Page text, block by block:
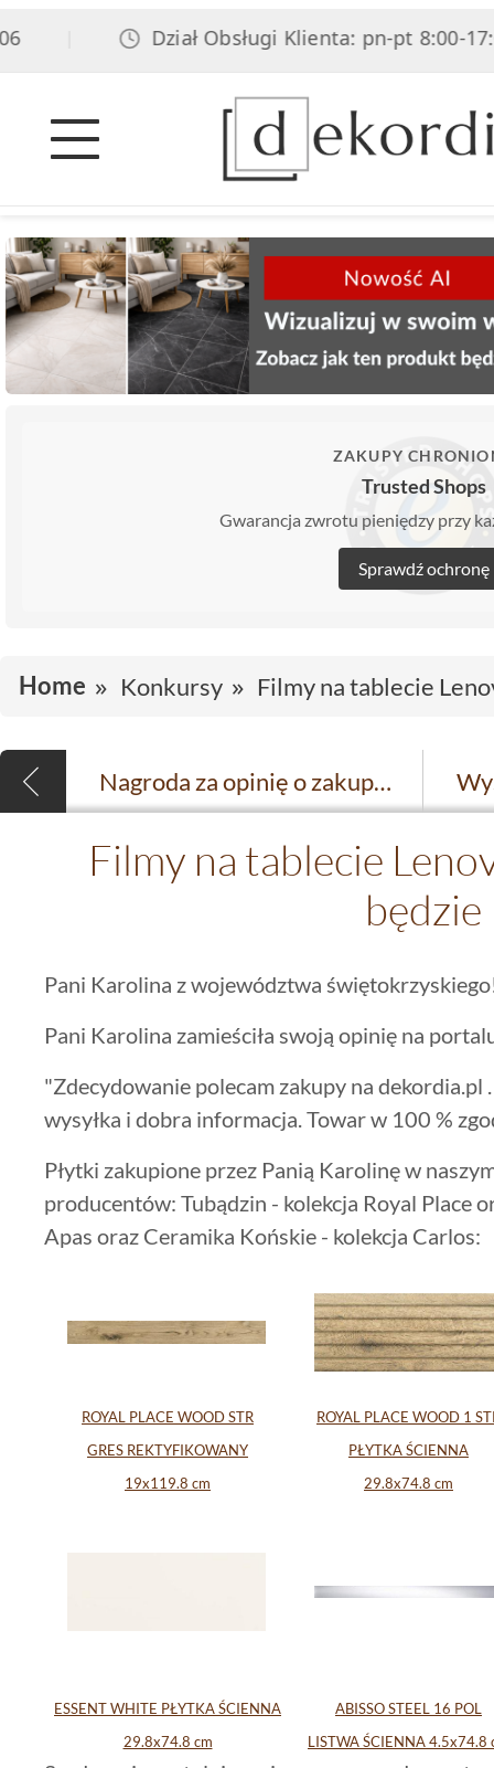
Dział Obsługi Klienta: pn-pt 8:00-
ZAKUPY
Trusted Shops
Gwarancja zwrotu pieniędzy przy
Sprawdź ochronę
Home Konkursy Filmy na tablecie
Nagroda za opinię o zakupach na Dekordia
Filmy na tablecie
będzie
Pani Karolina z województwa
Pani Karolina zamieściła swoją opinię na
"Zdecydowanie polecam zakupy na dekordia.pl
wysyłka i dobra informacja. Towar w 100 %
Płytki zakupione przez Panią Karolinę w
producentów: Tubądzin - kolekcja Royal Place
Apas oraz Ceramika Końskie - kolekcja Carlos:
ROYAL PLACE WOOD STR
GRES REKTYFIKOWANY
19x119.8 cm
ROYAL PLACE WOOD 1
PŁYTKA ŚCIENNA
29.8x74.8 cm
ESSENT WHITE PŁYTKA ŚCIENNA
29.8x74.8 cm
ABISSO STEEL 16 POL
LISTWA ŚCIENNA 4.5x74.8